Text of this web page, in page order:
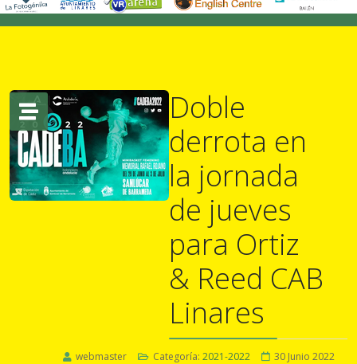
Doble
derrota en
la jornada
de jueves
para Ortiz
& Reed CAB
Linares
webmaster Categoría: 2021-2022
30 Junio 2022